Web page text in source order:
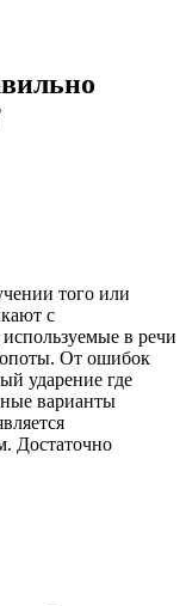
того или
с
в речи
От ошибок
ударение где
варианты
Достаточно